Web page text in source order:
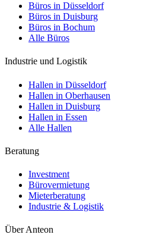
Büros in Düsseldorf
Büros in Duisburg
Büros in Bochum
Alle Büros
Industrie und Logistik
Hallen in Düsseldorf
Hallen in Oberhausen
Hallen in Duisburg
Hallen in Essen
Alle Hallen
Beratung
Investment
Bürovermietung
Mieterberatung
Industrie & Logistik
Über Anteon